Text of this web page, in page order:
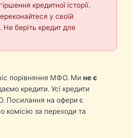
кредитної історії.
у своїй
беріть кредит для
порівняння МФО. Ми не є
кредити. Усі кредити
Посилання на офери є
за переходи та